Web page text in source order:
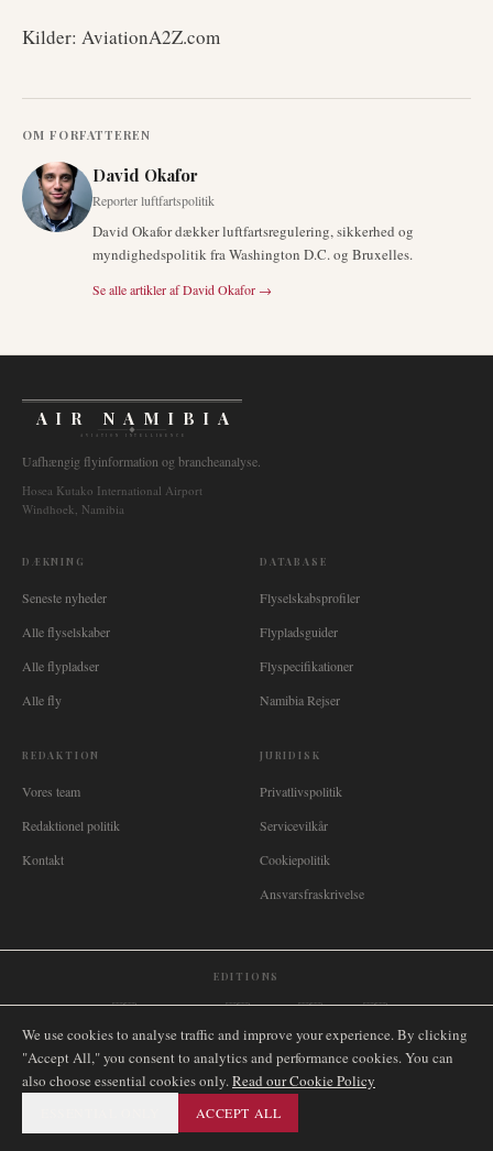
Kilder: AviationA2Z.com
OM FORFATTEREN
David Okafor
Reporter luftfartspolitik
David Okafor dækker luftfartsregulering, sikkerhed og
myndighedspolitik fra Washington D.C. og Bruxelles.
Se alle artikler afDavid Okafor →
AIR NAMIBIA
AVIATION INTELLIGENCE
Uafhængig flyinformation og brancheanalyse.
Hosea Kutako International Airport
Windhoek, Namibia
DÆKNING
Seneste nyheder
Alle flyselskaber
Alle flypladser
Alle fly
DATABASE
Flyselskabsprofiler
Flypladsguider
Flyspecifikationer
Namibia Rejser
REDAKTION
Vores team
Redaktionel politik
Kontakt
JURIDISK
Privatlivspolitik
Servicevilkår
Cookiepolitik
Ansvarsfraskrivelse
EDITIONS
🌐 International🇬🇧 United Kingdom🇦🇺 Australia🇨🇦 Canada🇳🇿 New Zealand
🇿🇦 South Africa🇸🇬 Singapore 🇩🇪 Deutschland🇳🇱 Nederland🇫🇷 France
🇮🇹 Italia🇪🇸 España 🇧🇷 Brasil🇸🇪 Sverige🇳🇴 Norge🇩🇰 Danmark
AIRNAMIBIA MEDIA.ALLE RETTIGHEDER
We use cookies to analyse traffic and improve your experience. By clicking
"Accept All," you consent to analytics and performance cookies. You can
also choose essential cookies only.Read our Cookie Policy
ACCEPT ALL